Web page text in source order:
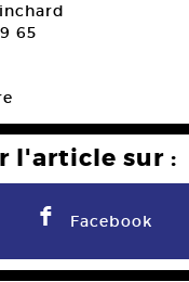
65
l'article sur :
F Facebook